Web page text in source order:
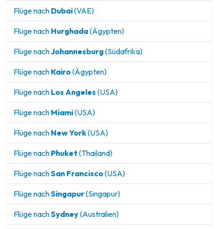
Flüge nach Dubai(VAE)
Flüge nach Hurghada(Ägypten)
Flüge nachJohannesburg (Südafrika)
Flüge nach Kairo(Ägypten)
Flüge nach Los Angeles (USA)
Flüge nach Miami(USA)
Flüge nach New York(USA)
Flüge nach Phuket (Thailand)
Flüge nachSan Francisco(USA)
Flüge nachSingapur(Singapur)
Flüge nachSydney(Australien)